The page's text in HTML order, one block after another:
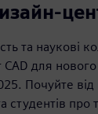
та наукові
для
Почуйте від
студентів